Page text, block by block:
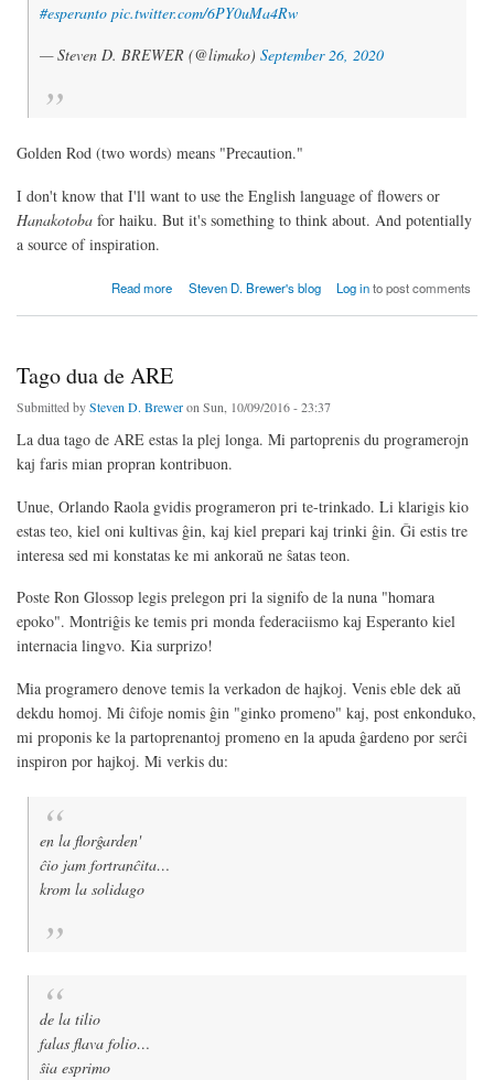
#esperanto pic.twitter.com/6PY0uMa4Rw
— Steven D. BREWER (@limako) September 26, 2020
Golden Rod (two words) means "Precaution."
I don't know that I'll want to use the English language of flowers or
Hanakotoba for haiku. But it's something to think about. And potentially
a source of inspiration.
Read more
about Language of Flowers Steven D. Brewer's blog Log into post comments
Tago dua de ARE
Submitted bySteven D. Breweron Sun, 10/09/2016 - 23:37
La dua tago de ARE estas la plej longa. Mi partoprenis du programerojn
kaj faris mian propran kontribuon.
Unue, Orlando Raola gvidis programeron pri te-trinkado. Li klarigis kio
estas teo, kiel oni kultivas ĝin, kaj kiel prepari kaj trinki ĝin. Ĝi estis tre
interesa sed mi konstatas ke mi ankoraŭ ne ŝatas teon.
Poste Ron Glossop legis prelegon pri la signifo de la nuna "homara
epoko". Montriĝis ke temis pri monda federaciismo kaj Esperanto kiel
internacia lingvo. Kia surprizo!
Mia programero denove temis la verkadon de hajkoj. Venis eble dek aŭ
dekdu homoj. Mi ĉifoje nomis ĝin "ginko promeno" kaj, post enkonduko,
mi proponis ke la partoprenantoj promeno en la apuda ĝardeno por serĉi
inspiron por hajkoj. Mi verkis du:
en la florĝarden'
ĉio jam fortranĉita…
krom la solidago
de la tilio
falas flava folio…
ŝia esprimo